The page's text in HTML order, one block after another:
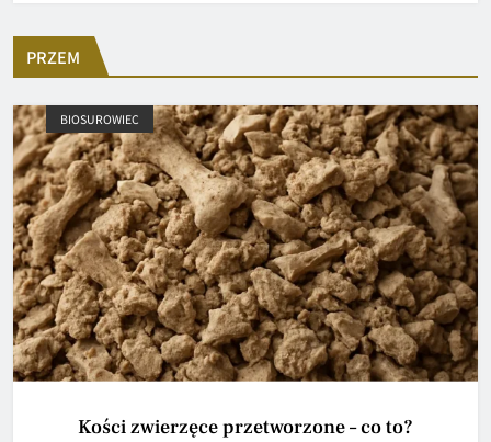
PRZEM
BIOSUROWIEC
Kości zwierzęce przetworzone – co to?